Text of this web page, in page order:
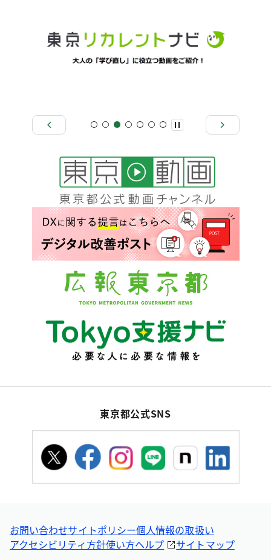
東京都公式SNS
お問い合わせサイトポリシー個人情報の取扱い
アクセシビリティ方針使い方ヘルプ サイトマップ